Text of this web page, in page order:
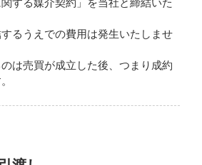
関する媒介契約」を当社と締結いた
るうえでの費用は発生いたしませ
は売買が成立した後、つまり成約